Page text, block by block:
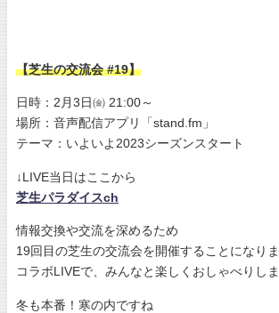
【芝生の交流会 #19】
日時：2月3日㈮ 21:00～
場所：音声配信アプリ「stand.fm」
テーマ：いよいよ2023シーズンスタート
↓LIVE当日はここから
芝生パラダイスch
情報交換や交流を深めるため
19回目の芝生の交流会を開催することになり
コラボLIVEで、みんなと楽しくおしゃべりし
冬も本番！寒の内ですね